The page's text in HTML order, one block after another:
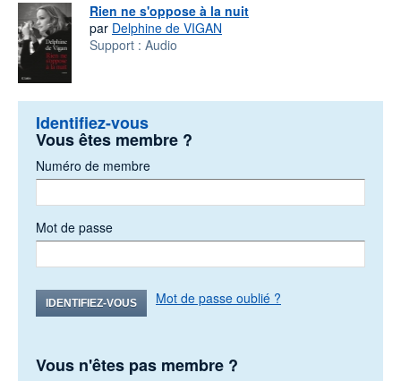
Rien ne s'oppose à la nuit
par Delphine de VIGAN
Support : Audio
Identifiez-vous
Vous êtes membre ?
Numéro de membre
Mot de passe
IDENTIFIEZ-VOUS Mot de passe oublié ?
Vous n'êtes pas membre ?